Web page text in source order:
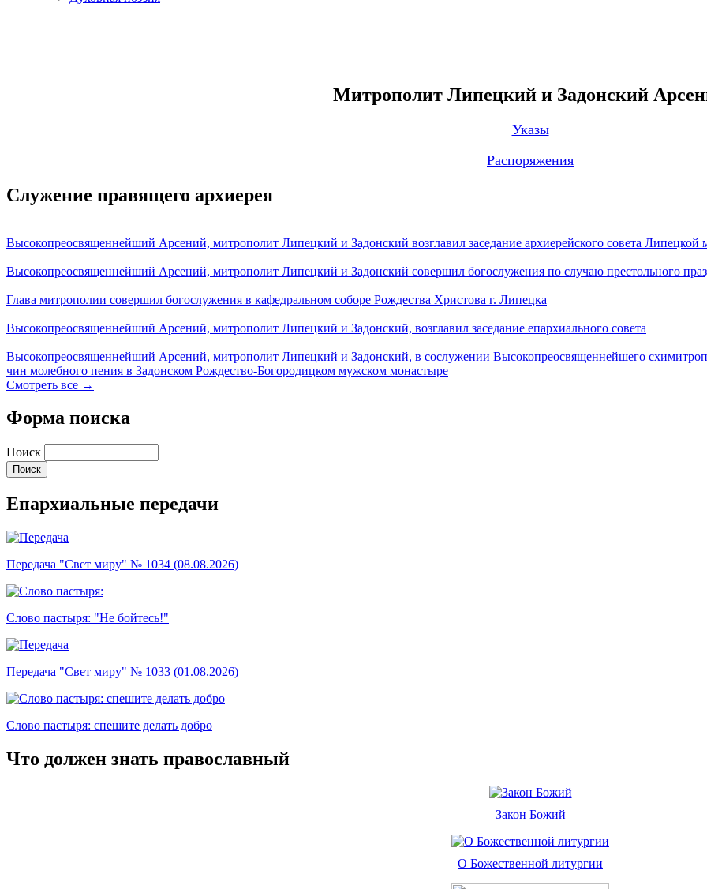
Митрополит Липецкий и Задонский
Указы
Распоряжения
Служение правящего архиерея
Высокопреосвященнейший Арсений, митрополит Липецкий и Задонский возглавил заседание архиерейского совета Липецкой
Высокопреосвященнейший Арсений, митрополит Липецкий и Задонский совершил богослужения по случаю престольного
Глава митрополии совершил богослужения в кафедральном соборе Рождества Христова г. Липецка
Высокопреосвященнейший Арсений, митрополит Липецкий и Задонский, возглавил заседание епархиального совета
Высокопреосвященнейший Арсений, митрополит Липецкий и Задонский, в сослужении Высокопреосвященнейшего
чин молебного пения в Задонском Рождество-Богородицком мужском монастыре
Смотреть все →
Форма поиска
Поиск
Епархиальные передачи
Передача "Свет миру" № 1034 (08.08.2026)
Слово пастыря: "Не бойтесь!"
Передача "Свет миру" № 1033 (01.08.2026)
Слово пастыря: спешите делать добро
Что должен знать православный
Закон Божий
О Божественной литургии